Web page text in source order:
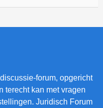
forum, opgericht
terecht kan met vragen
Juridisch Forum